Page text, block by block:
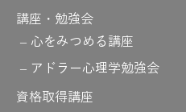
講座・勉強会
心をみつめる講座
アドラー心理学勉強会
資格取得講座